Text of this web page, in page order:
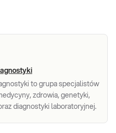
to grupa specjalistów
zdrowia, genetyki,
diagnostyki laboratoryjnej.